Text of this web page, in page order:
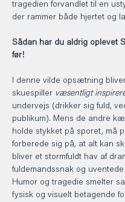
tragedien forvandlet til en
der rammer både hjertet og
Sådan har du aldrig oplevet
før!
I denne vilde opsætning
skuespiller væsentligt
undervejs (drikker sig fuld,
publikum). Mens de andre
holde stykket på sporet, må
forberede sig på, at alt kan
bliver et stormfuldt hav af
fuldemandssnak og
Humor og tragedie smelter
fysisk og visuelt betagende